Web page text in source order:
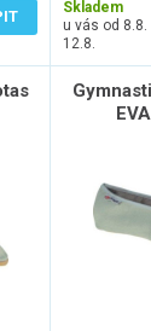
Skladem
u vás od 8.8.
12.8.